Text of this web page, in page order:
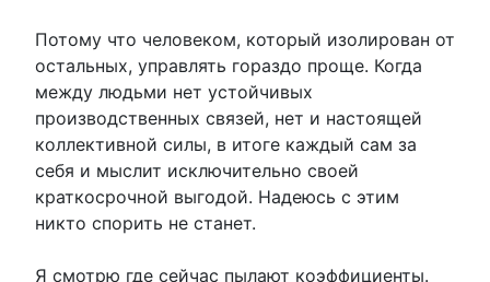
Потому что человеком, который изолирован от
остальных, управлять гораздо проще. Когда
между людьми нет устойчивых
производственных связей, нет и настоящей
коллективной силы, в итоге каждый сам за
себя и мыслит исключительно своей
краткосрочной выгодой. Надеюсь с этим
никто спорить не станет.
Я смотрю где сейчас пылают коэффициенты.